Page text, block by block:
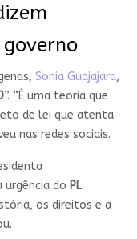
Sonia Guajajara,
”. “É uma teoria que
de lei que atenta
nas redes sociais.
urgência do PL
os direitos e a